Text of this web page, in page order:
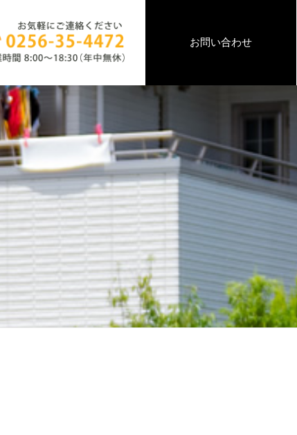
お問い合わせ